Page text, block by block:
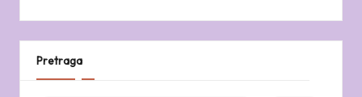
Pretraga